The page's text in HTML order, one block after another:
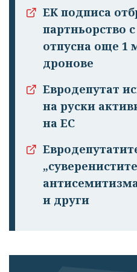
ЕК подписа
партньорство
отпусна още 1
дронове
Евродепутат
на руски
на ЕС
и други